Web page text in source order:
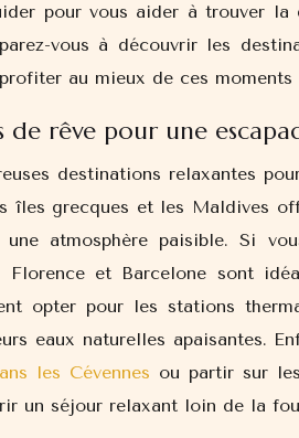
pour vous aider à trouver
vous à découvrir les
au mieux de ces
de rêve pour une
destinations relaxantes
îles grecques et les Maldives
atmosphère paisible. Si
Florence et Barcelone sont
opter pour les stations
eaux naturelles apaisantes.
les Cévennes ou partir sur
un séjour relaxant loin de la